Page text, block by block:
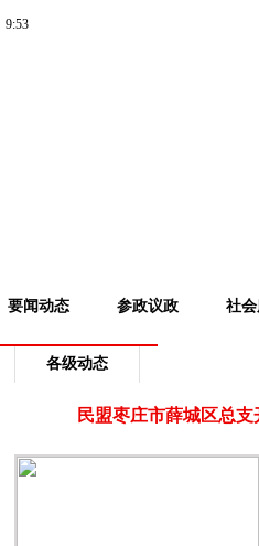
9:53
要闻动态 参政议政 社
各级动态
民盟枣庄市薛城区总